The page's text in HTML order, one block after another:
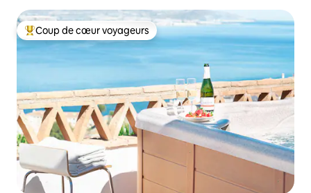
Coups de cœur voyageurs les plus appréciés
Coup de cœur voyageurs